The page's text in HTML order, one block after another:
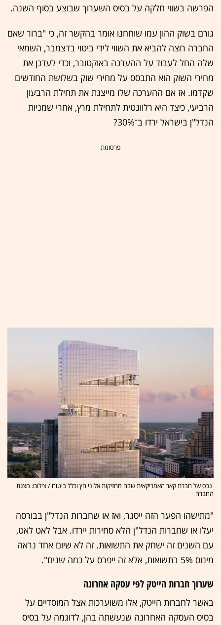
הפרשה בשווי חלקה על בסיס השערוך שבוצע בסוף השנה.
גורם בשוק ההון עמו שוחחנו אומר בהקשר זה, כי "ברור שאם
החברה רוצה להביא את השווי לידי ביטוי בדצמבר, השמאי
שלה החל לעבוד על ההערכה באוקטובר, וכדי לעדכן את
מחירי השוק הוא התבסס על מחירי שוק בשלושת החודשים
שקדמו. אז אם ההערכה שלו מייצגת את תחילת הרבעון
הרביעי, כיצד היא רלוונטית לתחילת מרץ, אחרי שמניות
הנדל"ן בישראל ירדו ב־30%?
- פרסומת -
נכס של חברת קאר האמריקאית שבה מחזיקות אלוני חץ וכלל ביטוח / צילום: מצגת
החברה
"מתישהו הפער הזה ייסגר, ואז או שחברות הנדל"ן בבורסה
יעלו או שחברות הנדל"ן הלא סחירות יירדו. אבל לאט לאט,
עם השנים זה ישחק את התשואות. זה לא שיום אחד נראה
מינוס 5% בתשואות, אלא זה ייפרס על כמה שנים".
שערוך חברות הייטק לפי עסקה אחרונה
באשר לחברות הייטק, אלו משוערכות אצל המוסדיים על
בסיס העסקה האחרונה שנעשתה בהן, לדוגמה על בסיס